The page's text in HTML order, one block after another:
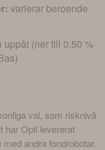
varierar beroende
uppåt (ner till 0,50 %
val, som risknivå
har Opti levererat
andra fondrobotar.